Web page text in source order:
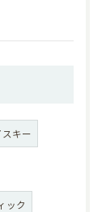
スキー
ック